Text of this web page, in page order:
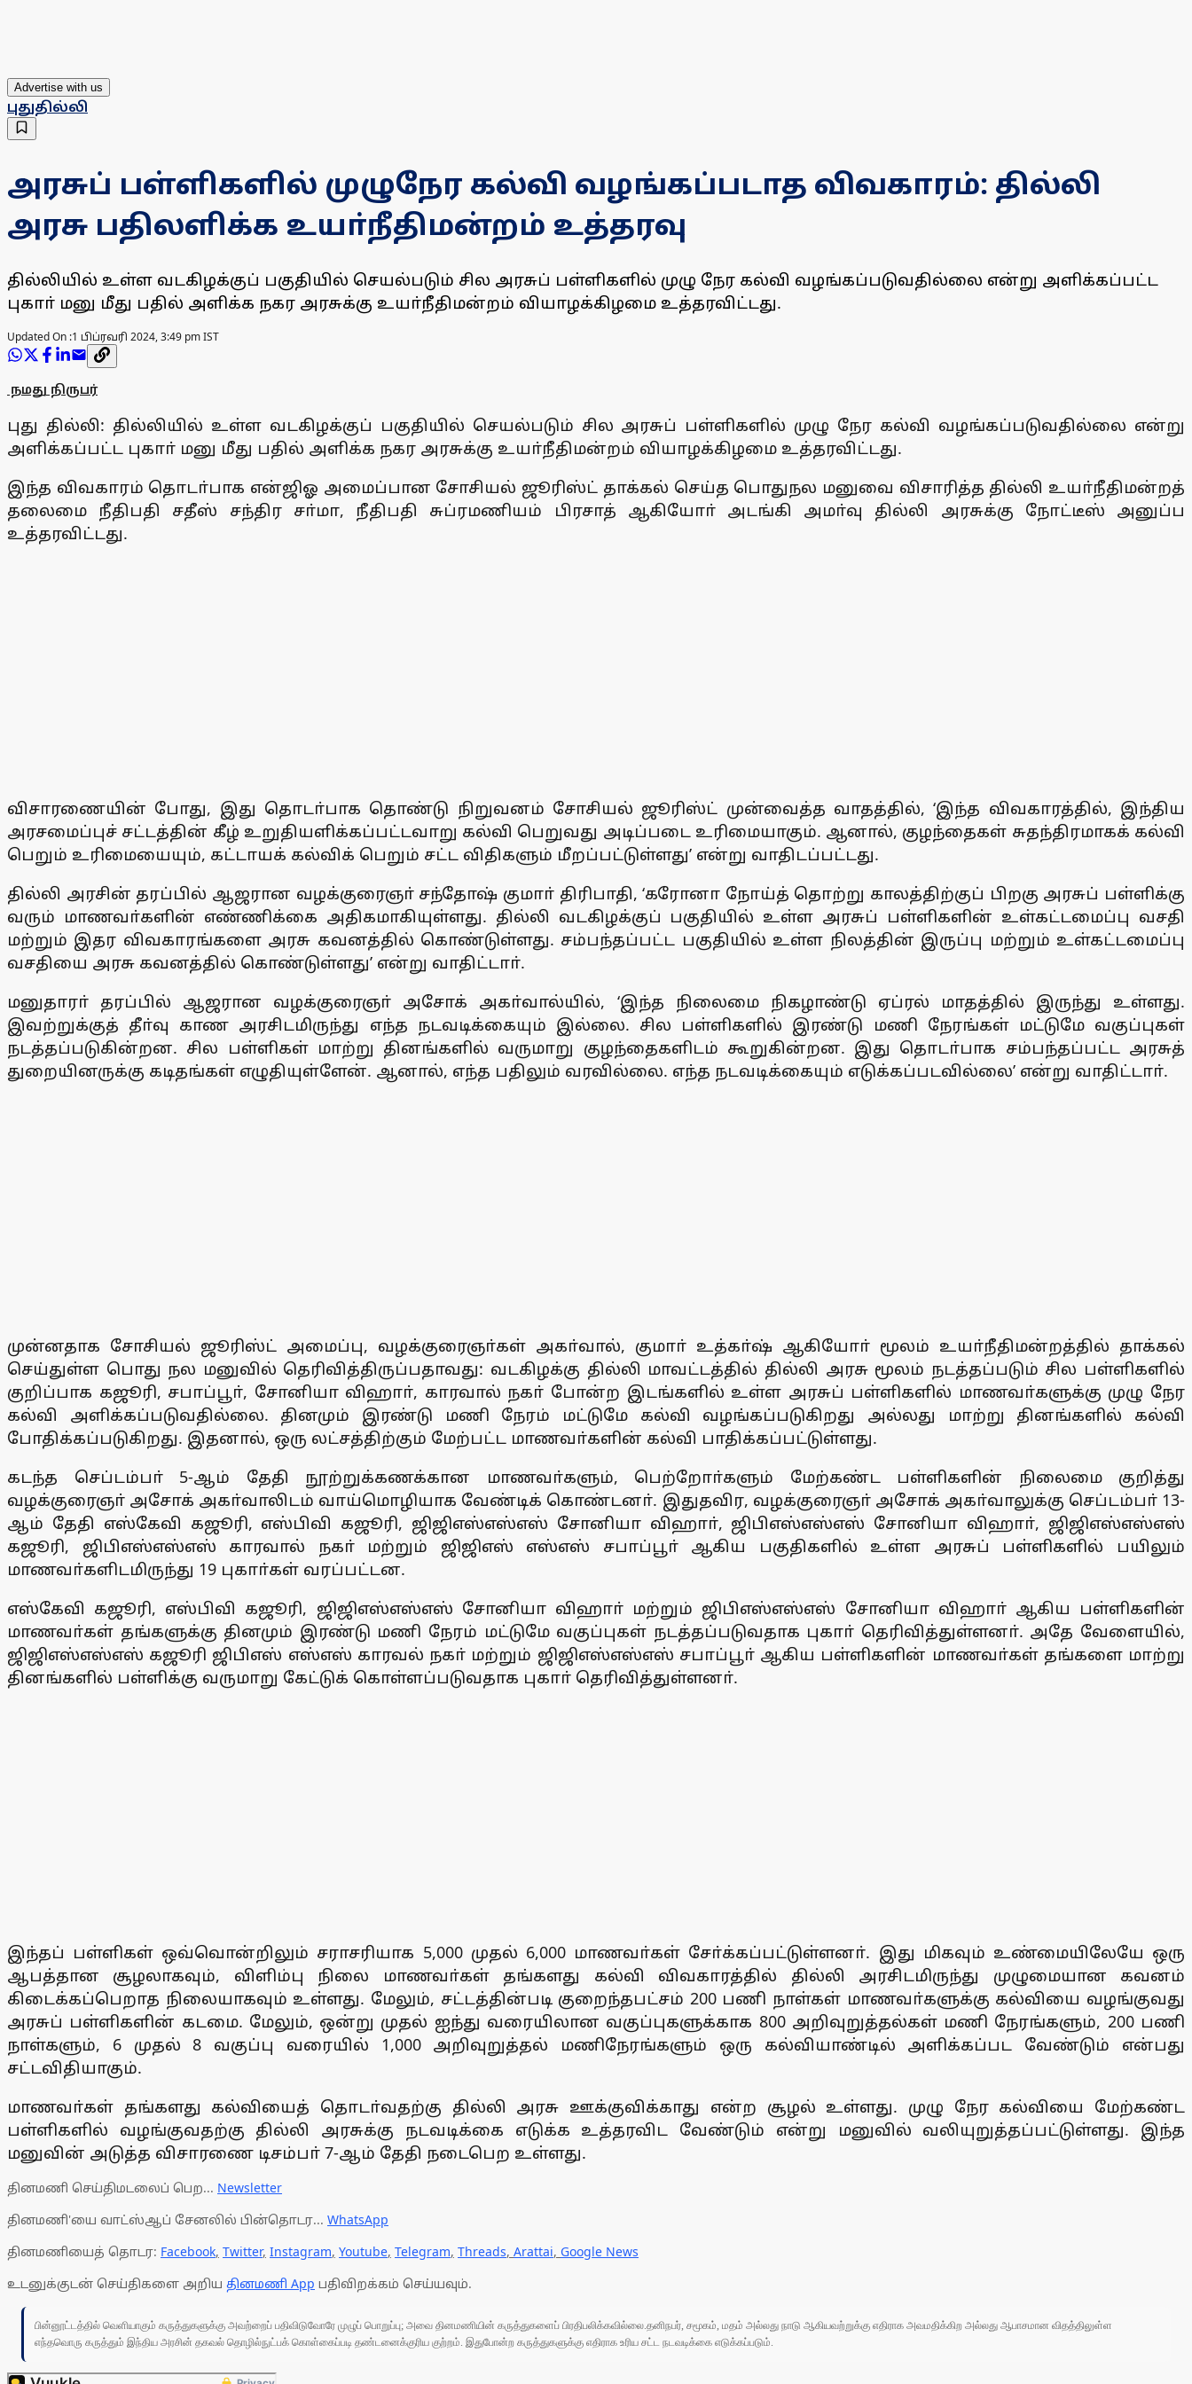
Advertise with us
புதுதில்லி
அரசுப் பள்ளிகளில் முழுநேர கல்வி வழங்கப்படாத விவகாரம்: தில்லி
அரசு பதிலளிக்க உயா்நீதிமன்றம் உத்தரவு
தில்லியில் உள்ள வடகிழக்குப் பகுதியில் செயல்படும் சில அரசுப் பள்ளிகளில் முழு நேர கல்வி வழங்கப்படுவதில்லை என்று அளிக்கப்பட்ட
புகாா் மனு மீது பதில் அளிக்க நகர அரசுக்கு உயா்நீதிமன்றம் வியாழக்கிழமை உத்தரவிட்டது.
Updated On :1 பிப்ரவரி 2024, 3:49 pm IST
நமது நிருபர்
புது தில்லி: தில்லியில் உள்ள வடகிழக்குப் பகுதியில் செயல்படும் சில அரசுப் பள்ளிகளில் முழு நேர கல்வி வழங்கப்படுவதில்லை என்று
அளிக்கப்பட்ட புகாா் மனு மீது பதில் அளிக்க நகர அரசுக்கு உயா்நீதிமன்றம் வியாழக்கிழமை உத்தரவிட்டது.
இந்த விவகாரம் தொடா்பாக என்ஜிஓ அமைப்பான சோசியல் ஜூரிஸ்ட் தாக்கல் செய்த பொதுநல மனுவை விசாரித்த தில்லி உயா்நீதிமன்றத்
தலைமை நீதிபதி சதீஸ் சந்திர சா்மா, நீதிபதி சுப்ரமணியம் பிரசாத் ஆகியோா் அடங்கி அமா்வு தில்லி அரசுக்கு நோட்டீஸ் அனுப்ப
உத்தரவிட்டது.
விசாரணையின் போது, இது தொடா்பாக தொண்டு நிறுவனம் சோசியல் ஜூரிஸ்ட் முன்வைத்த வாதத்தில், ‘இந்த விவகாரத்தில், இந்திய
அரசமைப்புச் சட்டத்தின் கீழ் உறுதியளிக்கப்பட்டவாறு கல்வி பெறுவது அடிப்படை உரிமையாகும். ஆனால், குழந்தைகள் சுதந்திரமாகக் கல்வி
பெறும் உரிமையையும், கட்டாயக் கல்விக் பெறும் சட்ட விதிகளும் மீறப்பட்டுள்ளது’ என்று வாதிடப்பட்டது.
தில்லி அரசின் தரப்பில் ஆஜரான வழக்குரைஞா் சந்தோஷ் குமாா் திரிபாதி, ‘கரோனா நோய்த் தொற்று காலத்திற்குப் பிறகு அரசுப் பள்ளிக்கு
வரும் மாணவா்களின் எண்ணிக்கை அதிகமாகியுள்ளது. தில்லி வடகிழக்குப் பகுதியில் உள்ள அரசுப் பள்ளிகளின் உள்கட்டமைப்பு வசதி
மற்றும் இதர விவகாரங்களை அரசு கவனத்தில் கொண்டுள்ளது. சம்பந்தப்பட்ட பகுதியில் உள்ள நிலத்தின் இருப்பு மற்றும் உள்கட்டமைப்பு
வசதியை அரசு கவனத்தில் கொண்டுள்ளது’ என்று வாதிட்டாா்.
மனுதாரா் தரப்பில் ஆஜரான வழக்குரைஞா் அசோக் அகா்வால்யில், ‘இந்த நிலைமை நிகழாண்டு ஏப்ரல் மாதத்தில் இருந்து உள்ளது.
இவற்றுக்குத் தீா்வு காண அரசிடமிருந்து எந்த நடவடிக்கையும் இல்லை. சில பள்ளிகளில் இரண்டு மணி நேரங்கள் மட்டுமே வகுப்புகள்
நடத்தப்படுகின்றன. சில பள்ளிகள் மாற்று தினங்களில் வருமாறு குழந்தைகளிடம் கூறுகின்றன. இது தொடா்பாக சம்பந்தப்பட்ட அரசுத்
துறையினருக்கு கடிதங்கள் எழுதியுள்ளேன். ஆனால், எந்த பதிலும் வரவில்லை. எந்த நடவடிக்கையும் எடுக்கப்படவில்லை’ என்று வாதிட்டாா்.
முன்னதாக சோசியல் ஜூரிஸ்ட் அமைப்பு, வழக்குரைஞா்கள் அகா்வால், குமாா் உத்கா்ஷ் ஆகியோா் மூலம் உயா்நீதிமன்றத்தில் தாக்கல்
செய்துள்ள பொது நல மனுவில் தெரிவித்திருப்பதாவது: வடகிழக்கு தில்லி மாவட்டத்தில் தில்லி அரசு மூலம் நடத்தப்படும் சில பள்ளிகளில்
குறிப்பாக கஜூரி, சபாப்பூா், சோனியா விஹாா், காரவால் நகா் போன்ற இடங்களில் உள்ள அரசுப் பள்ளிகளில் மாணவா்களுக்கு முழு நேர
கல்வி அளிக்கப்படுவதில்லை. தினமும் இரண்டு மணி நேரம் மட்டுமே கல்வி வழங்கப்படுகிறது அல்லது மாற்று தினங்களில் கல்வி
போதிக்கப்படுகிறது. இதனால், ஒரு லட்சத்திற்கும் மேற்பட்ட மாணவா்களின் கல்வி பாதிக்கப்பட்டுள்ளது.
கடந்த செப்டம்பா் 5-ஆம் தேதி நூற்றுக்கணக்கான மாணவா்களும், பெற்றோா்களும் மேற்கண்ட பள்ளிகளின் நிலைமை குறித்து
வழக்குரைஞா் அசோக் அகா்வாலிடம் வாய்மொழியாக வேண்டிக் கொண்டனா். இதுதவிர, வழக்குரைஞா் அசோக் அகா்வாலுக்கு செப்டம்பா் 13-
ஆம் தேதி எஸ்கேவி கஜூரி, எஸ்பிவி கஜூரி, ஜிஜிஎஸ்எஸ்எஸ் சோனியா விஹாா், ஜிபிஎஸ்எஸ்எஸ் சோனியா விஹாா், ஜிஜிஎஸ்எஸ்எஸ்
கஜூரி, ஜிபிஎஸ்எஸ்எஸ் காரவால் நகா் மற்றும் ஜிஜிஎஸ் எஸ்எஸ் சபாப்பூா் ஆகிய பகுதிகளில் உள்ள அரசுப் பள்ளிகளில் பயிலும்
மாணவா்களிடமிருந்து 19 புகாா்கள் வரப்பட்டன.
எஸ்கேவி கஜூரி, எஸ்பிவி கஜூரி, ஜிஜிஎஸ்எஸ்எஸ் சோனியா விஹாா் மற்றும் ஜிபிஎஸ்எஸ்எஸ் சோனியா விஹாா் ஆகிய பள்ளிகளின்
மாணவா்கள் தங்களுக்கு தினமும் இரண்டு மணி நேரம் மட்டுமே வகுப்புகள் நடத்தப்படுவதாக புகாா் தெரிவித்துள்ளனா். அதே வேளையில்,
ஜிஜிஎஸ்எஸ்எஸ் கஜூரி ஜிபிஎஸ் எஸ்எஸ் காரவல் நகா் மற்றும் ஜிஜிஎஸ்எஸ்எஸ் சபாப்பூா் ஆகிய பள்ளிகளின் மாணவா்கள் தங்களை மாற்று
தினங்களில் பள்ளிக்கு வருமாறு கேட்டுக் கொள்ளப்படுவதாக புகாா் தெரிவித்துள்ளனா்.
இந்தப் பள்ளிகள் ஒவ்வொன்றிலும் சராசரியாக 5,000 முதல் 6,000 மாணவா்கள் சோ்க்கப்பட்டுள்ளனா். இது மிகவும் உண்மையிலேயே ஒரு
ஆபத்தான சூழலாகவும், விளிம்பு நிலை மாணவா்கள் தங்களது கல்வி விவகாரத்தில் தில்லி அரசிடமிருந்து முழுமையான கவனம்
கிடைக்கப்பெறாத நிலையாகவும் உள்ளது. மேலும், சட்டத்தின்படி குறைந்தபட்சம் 200 பணி நாள்கள் மாணவா்களுக்கு கல்வியை வழங்குவது
அரசுப் பள்ளிகளின் கடமை. மேலும், ஒன்று முதல் ஐந்து வரையிலான வகுப்புகளுக்காக 800 அறிவுறுத்தல்கள் மணி நேரங்களும், 200 பணி
நாள்களும், 6 முதல் 8 வகுப்பு வரையில் 1,000 அறிவுறுத்தல் மணிநேரங்களும் ஒரு கல்வியாண்டில் அளிக்கப்பட வேண்டும் என்பது
சட்டவிதியாகும்.
மாணவா்கள் தங்களது கல்வியைத் தொடா்வதற்கு தில்லி அரசு ஊக்குவிக்காது என்ற சூழல் உள்ளது. முழு நேர கல்வியை மேற்கண்ட
பள்ளிகளில் வழங்குவதற்கு தில்லி அரசுக்கு நடவடிக்கை எடுக்க உத்தரவிட வேண்டும் என்று மனுவில் வலியுறுத்தப்பட்டுள்ளது. இந்த
மனுவின் அடுத்த விசாரணை டிசம்பா் 7-ஆம் தேதி நடைபெற உள்ளது.
தினமணி செய்திமடலைப் பெற... Newsletter
தினமணி'யை வாட்ஸ்ஆப் சேனலில் பின்தொடர... WhatsApp
தினமணியைத் தொடர: Facebook, Twitter, Instagram, Youtube, Telegram, Threads, Arattai, Google News
உடனுக்குடன் செய்திகளை அறிய தினமணி App பதிவிறக்கம் செய்யவும்.
பின்னூட்டத்தில் வெளியாகும் கருத்துகளுக்கு அவற்றைப் பதிவிடுவோரே முழுப் பொறுப்பு; அவை தினமணியின் கருத்துகளைப் பிரதிபலிக்கவில்லை.தனிநபர், சமூகம், மதம் அல்லது நாடு ஆகியவற்றுக்கு எதிராக அவமதிக்கிற அல்லது ஆபாசமான விதத்திலுள்ள
எந்தவொரு கருத்தும் இந்திய அரசின் தகவல் தொழில்நுட்பக் கொள்கைப்படி தண்டனைக்குரிய குற்றம். இதுபோன்ற கருத்துகளுக்கு எதிராக உரிய சட்ட நடவடிக்கை எடுக்கப்படும்.